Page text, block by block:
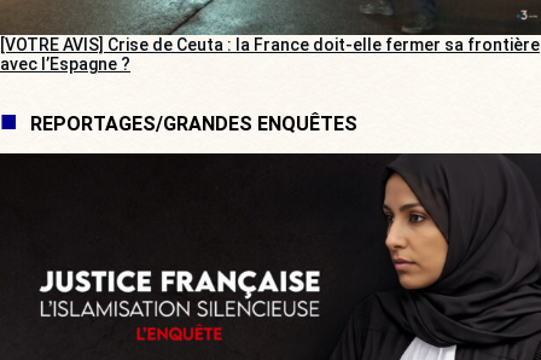
[VOTRE AVIS] Crise de Ceuta : la France doit-elle fermer sa frontière
avec l’Espagne ?
REPORTAGES/GRANDES ENQUÊTES